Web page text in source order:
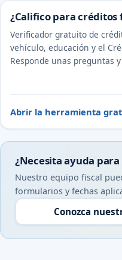
¿Califico para créditos
Verificador gratuito de
vehículo, educación y el
Responde unas preguntas
Abrir la herramienta
¿Necesita ayuda
Nuestro equipo fiscal
formularios y fechas
Conozca